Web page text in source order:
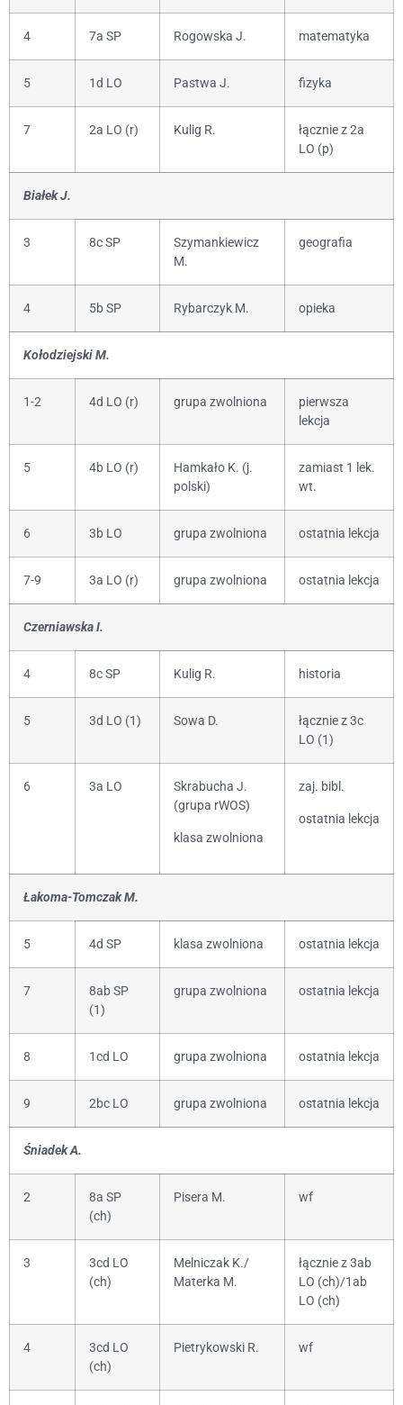
4 7a SP Rogowska J. matematyka
5 1d LO Pastwa J. fizyka
7 2a LO (r) Kulig R.
łącznie z 2a
LO (p)
Białek J.
3 8c SP
Szymankiewicz
M.
geografia
4 5b SP Rybarczyk M. opieka
Kołodziejski M.
1-2 4d LO (r) grupa zwolniona
pierwsza
lekcja
5 4b LO (r)
Hamkało K. (j.
polski)
zamiast 1 lek.
wt.
6 3b LO grupa zwolniona ostatnia lekcja
7-9 3a LO (r) grupa zwolniona ostatnia lekcja
Czerniawska I.
4 8c SP Kulig R. historia
5 3d LO (1) Sowa D.
łącznie z 3c
LO (1)
6 3a LO
Skrabucha J.
(grupa rWOS)
klasa zwolniona
zaj. bibl.
ostatnia lekcja
Łakoma-Tomczak M.
5 4d SP klasa zwolniona ostatnia lekcja
7
8ab SP
(1)
grupa zwolniona ostatnia lekcja
8 1cd LO grupa zwolniona ostatnia lekcja
9 2bc LO grupa zwolniona ostatnia lekcja
Śniadek A.
2
8a SP
(ch)
Pisera M. wf
3
3cd LO
(ch)
Melniczak K./
Materka M.
łącznie z 3ab
LO (ch)/1ab
LO (ch)
4
3cd LO
(ch)
Pietrykowski R. wf